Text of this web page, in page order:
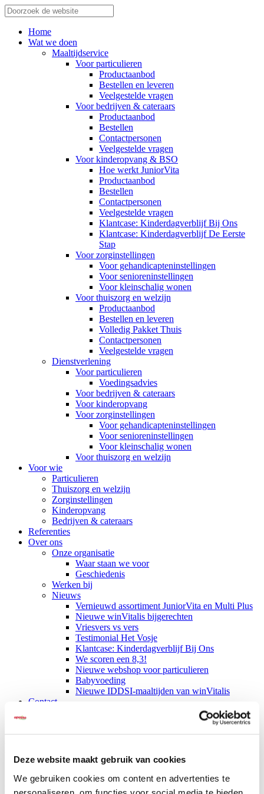
Deze website maakt gebruik van cookies
We gebruiken cookies om content en advertenties te
personaliseren, om functies voor social media te bieden
Home
Wat we doen
Maaltijdservice
Voor particulieren
Productaanbod
Bestellen en leveren
Veelgestelde vragen
Voor bedrijven & cateraars
Productaanbod
Bestellen
Contactpersonen
Veelgestelde vragen
Voor kinderopvang & BSO
Hoe werkt JuniorVita
Productaanbod
Bestellen
Contactpersonen
Veelgestelde vragen
Klantcase: Kinderdagverblijf Bij Ons
Klantcase: Kinderdagverblijf De Eerste
Stap
Voor zorginstellingen
Voor gehandicapteninstellingen
Voor senioreninstellingen
Voor kleinschalig wonen
Voor thuiszorg en welzijn
Productaanbod
Bestellen en leveren
Volledig Pakket Thuis
Contactpersonen
Veelgestelde vragen
Dienstverlening
Voor particulieren
Voedingsadvies
Voor bedrijven & cateraars
Voor kinderopvang
Voor zorginstellingen
Voor gehandicapteninstellingen
Voor senioreninstellingen
Voor kleinschalig wonen
Voor thuiszorg en welzijn
Voor wie
Particulieren
Thuiszorg en welzijn
Zorginstellingen
Kinderopvang
Bedrijven & cateraars
Referenties
Over ons
Onze organisatie
Waar staan we voor
Geschiedenis
Werken bij
Nieuws
Vernieuwd assortiment JuniorVita en Multi Plus
Nieuwe winVitalis bijgerechten
Vriesvers vs vers
Testimonial Het Vosje
Klantcase: Kinderdagverblijf Bij Ons
We scoren een 8,3!
Nieuwe webshop voor particulieren
Babyvoeding
Nieuwe IDDSI-maaltijden van winVitalis
Contact
cateraars
De gasten in uw (bedrijfs)restaurant hebben één ding gemeen: ze